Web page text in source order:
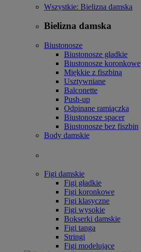
Wszystkie: Bielizna damska
Bielizna damska
Biustonosze
Biustonosze gładkie
Biustonosze koronkowe
Miękkie z fiszbiną
Usztywniane
Balconette
Push-up
Odpinane ramiączka
Biustonosze spacer
Biustonosze bez fiszbin
Body damskie
Figi damskie
Figi gładkie
Figi koronkowe
Figi klasyczne
Figi wysokie
Bokserki damskie
Figi tanga
Stringi
Figi modelujące